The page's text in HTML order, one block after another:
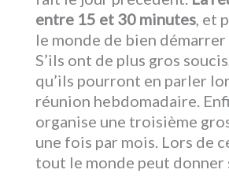
entre 15 et 30 minutes, et
le monde de bien
S’ils ont de plus gros
qu’ils pourront en parler
réunion hebdomadaire.
organise une troisième
une fois par mois. Lors de
tout le monde peut donner